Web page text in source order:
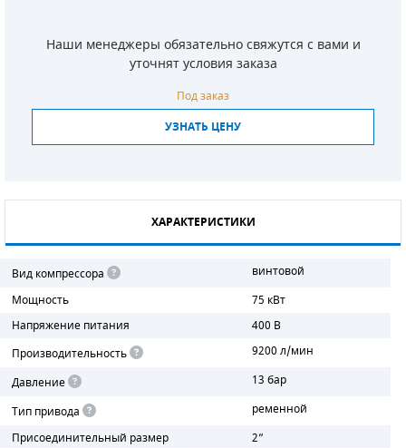
Наши менеджеры обязательно свяжутся с вами и
уточнят условия заказа
Под заказ
УЗНАТЬ ЦЕНУ
ХАРАКТЕРИСТИКИ
Вид компрессора
винтовой
Мощность
75 кВт
Напряжение питания
400 В
Производительность
9200 л/мин
Давление
13 бар
Тип привода
ременной
Присоединительный размер
2”
ФИЛЬТРОВ
ДИЗЕЛЬНЫЕ ДВИГАТЕЛИ
ДЕТАЛИ ДВС
ФИЛЬТРЫ ТОПЛИВНЫЕ
МОТОРНОЕ МАСЛО
РАДИАТОРЫ
ПОРШНЕВЫЕ БЛОКИ